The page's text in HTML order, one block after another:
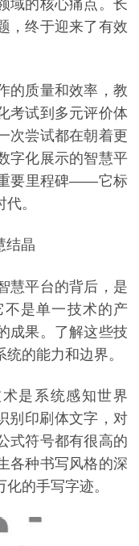
域的核心痛点。长
，终于迎来了有效
质量和效率，教
考试到多元评价体
次尝试都在朝着更
字化展示的智慧平
要里程碑——它标
。
晶
平台的背后，是
是单一技术的产
成果。了解这些技
的能力和边界。
是系统感知世界
别印刷体文字，对
式符号都有很高的
各种书写风格的深
的手写字迹。